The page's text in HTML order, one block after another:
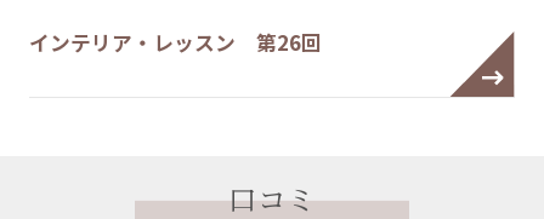
インテリア・レッスン 第26回
口コミ